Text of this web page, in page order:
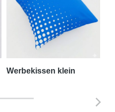
Werbekissen klein